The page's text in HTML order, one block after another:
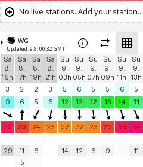
No live stations. Add your station...
WG
Updated: 9.8. 00:32 GMT
Sa
8.
15h
Sa
8.
17h
Sa
8.
19h
Sa
8.
21h
Su
9.
03h
Su
9.
05h
Su
9.
07h
Su
9.
09h
Su
9.
11h
Su
9.
13h
3
2 2 3 5 6 5 5 6 5
9
6 5 6 12 12 12 13 14 11
32 29 24 23 22 22 23 29 33 34
29
11
5
6 14 12 6 9 11